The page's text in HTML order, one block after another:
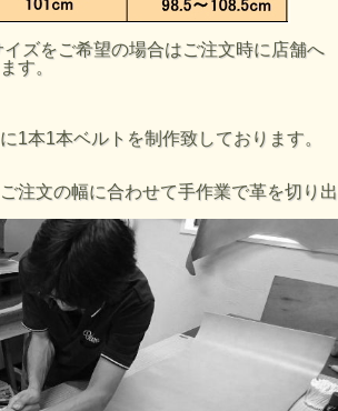
ズをご希望の場合はご注文時に店舗へ
す。
1本1本ベルトを制作致しております。
注文の幅に合わせて手作業で革を切り出